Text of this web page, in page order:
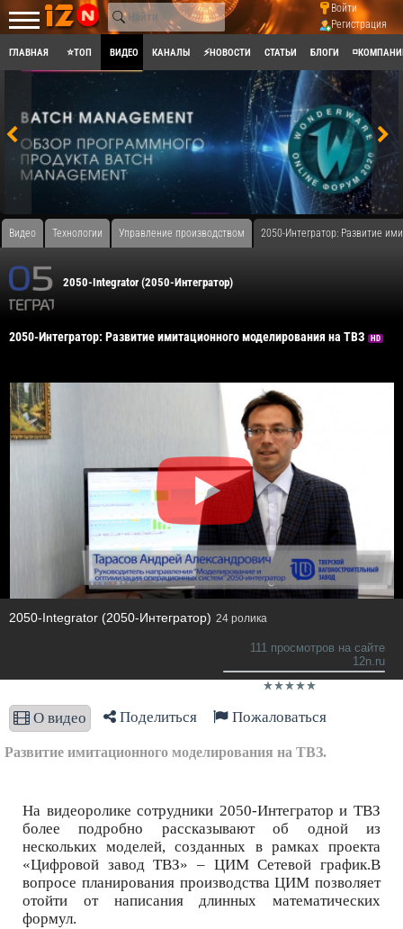
Войти
Регистрация
ГЛАВНАЯ ⭐ТОП ВИДЕО КАНАЛЫ ⚡НОВОСТИ СТАТЬИ БЛОГИ
Видео Технологии Управление производством ​2050-Интегратор: Развитие
2050-Integrator (2050-Интегратор)
​2050-Интегратор: Развитие имитационного моделирования на ТВЗ HD
2050-Integrator (2050-Интегратор) 24 ролика
111 просмотров на сайте
12n.ru
О видео Поделиться Пожаловаться
Развитие имитационного моделирования на ТВЗ.
На видеоролике сотрудники 2050-Интегратор и ТВЗ
более подробно рассказывают об одной из
нескольких моделей, созданных в рамках проекта
«Цифровой завод ТВЗ» – ЦИМ Сетевой график.В
вопросе планирования производства ЦИМ позволяет
отойти от написания длинных математических
формул.